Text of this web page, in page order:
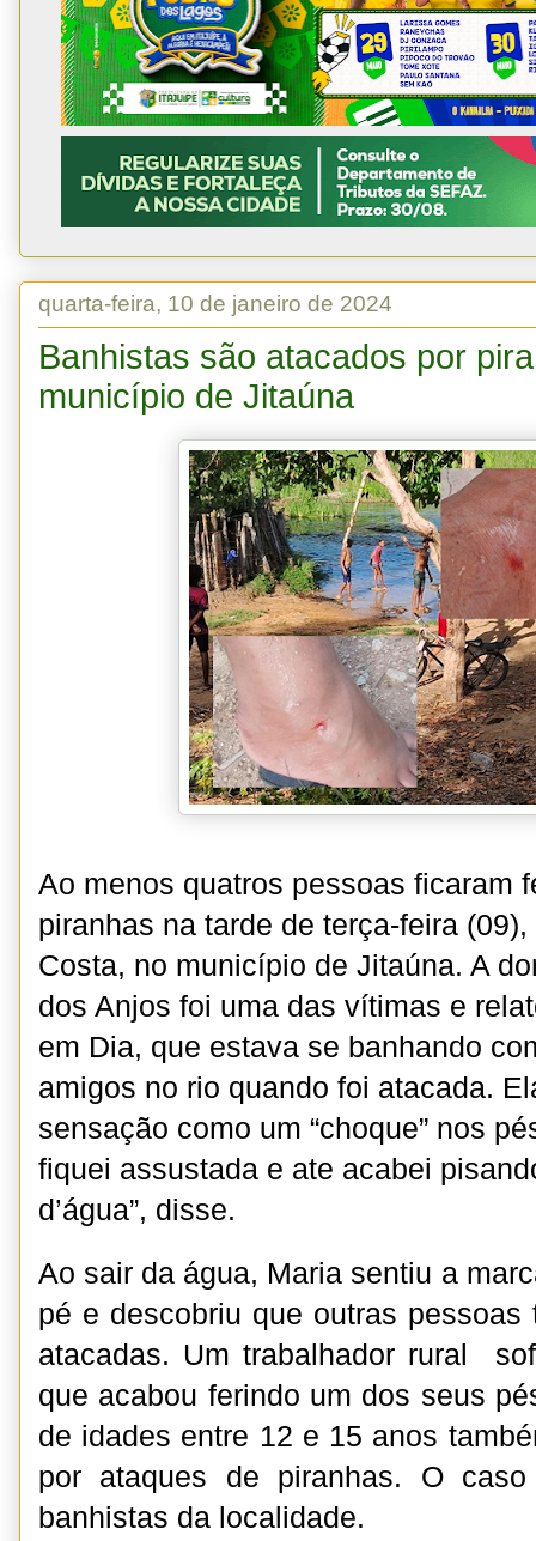
quarta-feira, 10 de janeiro de 2024
Banhistas são atacados por
município de Jitaúna
Ao menos quatros pessoas ficaram
piranhas na tarde de terça-feira
Costa, no município de Jitaúna. A
dos Anjos foi uma das vítimas e
em Dia, que estava se banhando
amigos no rio quando foi atacada.
sensação como um “choque” nos
fiquei assustada e ate acabei
d’água”, disse.
Ao sair da água, Maria sentiu a
pé e descobriu que outras pessoas
atacadas. Um trabalhador rural
que acabou ferindo um dos seus
de idades entre 12 e 15 anos
por ataques de piranhas. O
banhistas da localidade.